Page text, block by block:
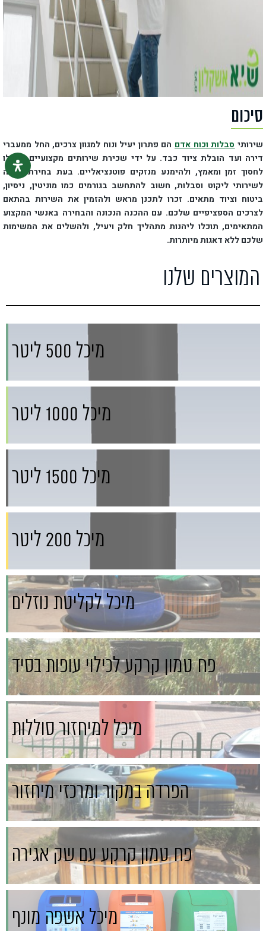
סיכום
שירותיסבלות וכוח אדםהם פתרון יעיל ונוח למגוון צרכים, החל ממעברי
דירה ועד הובלת ציוד כבד. על ידי שכירת שירותים מקצועיים, תוכלו
לחסוך זמן ומאמץ, ולהימנע מנזקים פוטנציאליים. בעת בחירת חברה
לשירותי ליקוט וסבלות, חשוב להתחשב בגורמים כמו מוניטין, ניסיון,
ביטוח וציוד מתאים. זכרו לתכנן מראש ולהזמין את השירות בהתאם
לצרכים הספציפיים שלכם. עם ההכנה הנכונה והבחירה באנשי המקצוע
המתאימים, תוכלו ליהנות מתהליך חלק ויעיל, ולהשלים את המשימות
שלכם ללא דאגות מיותרות.
המוצרים שלנו
מיכל 500 ליטר
מיכל 1000 ליטר
מיכל 1500 ליטר
מיכל 200 ליטר
מיכל לקליטת נוזלים
פח טמון קרקע לכילוי עופות בסיד
מיכל למיחזור סוללות
הפרדה במקור ומרכזי מיחזור
פח טמון קרקע עם שק אגירה
מיכל אשפה מונף